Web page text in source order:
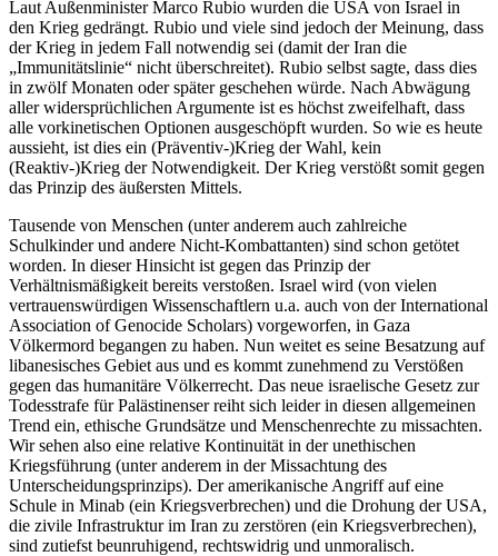
Laut Außenminister Marco Rubio wurden die USA von Israel in
den Krieg gedrängt. Rubio und viele sind jedoch der Meinung, dass
der Krieg in jedem Fall notwendig sei (damit der Iran die
„Immunitätslinie“ nicht überschreitet). Rubio selbst sagte, dass dies
in zwölf Monaten oder später geschehen würde. Nach Abwägung
aller widersprüchlichen Argumente ist es höchst zweifelhaft, dass
alle vorkinetischen Optionen ausgeschöpft wurden. So wie es heute
aussieht, ist dies ein (Präventiv-)Krieg der Wahl, kein
(Reaktiv-)Krieg der Notwendigkeit. Der Krieg verstößt somit gegen
das Prinzip des äußersten Mittels.
Tausende von Menschen (unter anderem auch zahlreiche
Schulkinder und andere Nicht-Kombattanten) sind schon getötet
worden. In dieser Hinsicht ist gegen das Prinzip der
Verhältnismäßigkeit bereits verstoßen. Israel wird (von vielen
vertrauenswürdigen Wissenschaftlern u.a. auch von der International
Association of Genocide Scholars) vorgeworfen, in Gaza
Völkermord begangen zu haben. Nun weitet es seine Besatzung auf
libanesisches Gebiet aus und es kommt zunehmend zu Verstößen
gegen das humanitäre Völkerrecht. Das neue israelische Gesetz zur
Todesstrafe für Palästinenser reiht sich leider in diesen allgemeinen
Trend ein, ethische Grundsätze und Menschenrechte zu missachten.
Wir sehen also eine relative Kontinuität in der unethischen
Kriegsführung (unter anderem in der Missachtung des
Unterscheidungsprinzips). Der amerikanische Angriff auf eine
Schule in Minab (ein Kriegsverbrechen) und die Drohung der USA,
die zivile Infrastruktur im Iran zu zerstören (ein Kriegsverbrechen),
sind zutiefst beunruhigend, rechtswidrig und unmoralisch.